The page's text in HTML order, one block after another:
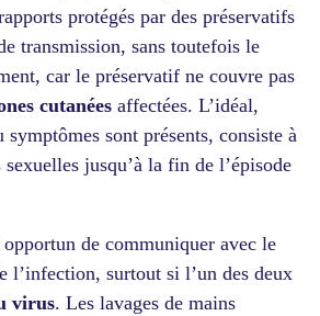
protégés par des préservatifs
transmission, sans toutefois le
car le préservatif ne couvre pas
cutanées affectées. L’idéal,
symptômes sont présents, consiste à
jusqu’à la fin de l’épisode
opportun de communiquer avec le
l’infection, surtout si l’un des deux
virus. Les lavages de mains